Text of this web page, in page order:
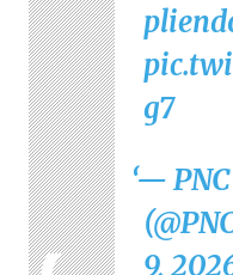
g7
— PNC
9,